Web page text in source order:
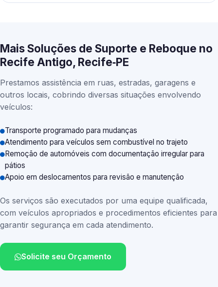
Mais Soluções de Suporte e Reboque no
Recife Antigo, Recife‑PE
Prestamos assistência em ruas, estradas, garagens e
outros locais, cobrindo diversas situações envolvendo
veículos:
Transporte programado para mudanças
Atendimento para veículos sem combustível no trajeto
Remoção de automóveis com documentação irregular para
pátios
Apoio em deslocamentos para revisão e manutenção
Os serviços são executados por uma equipe qualificada,
com veículos apropriados e procedimentos eficientes para
garantir segurança em cada atendimento.
Solicite seu Orçamento